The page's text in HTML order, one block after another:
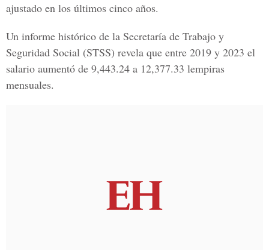
ajustado en los últimos cinco años.
Un informe histórico de la Secretaría de Trabajo y
Seguridad Social (STSS) revela que entre 2019 y 2023 el
salario aumentó de 9,443.24 a 12,377.33 lempiras
mensuales.